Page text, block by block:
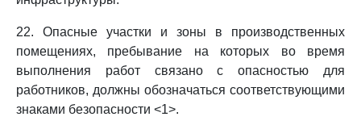
22. Опасные участки и зоны в производственных
помещениях, пребывание на которых во время
выполнения работ связано с опасностью для
работников, должны обозначаться соответствующими
знаками безопасности <1>.